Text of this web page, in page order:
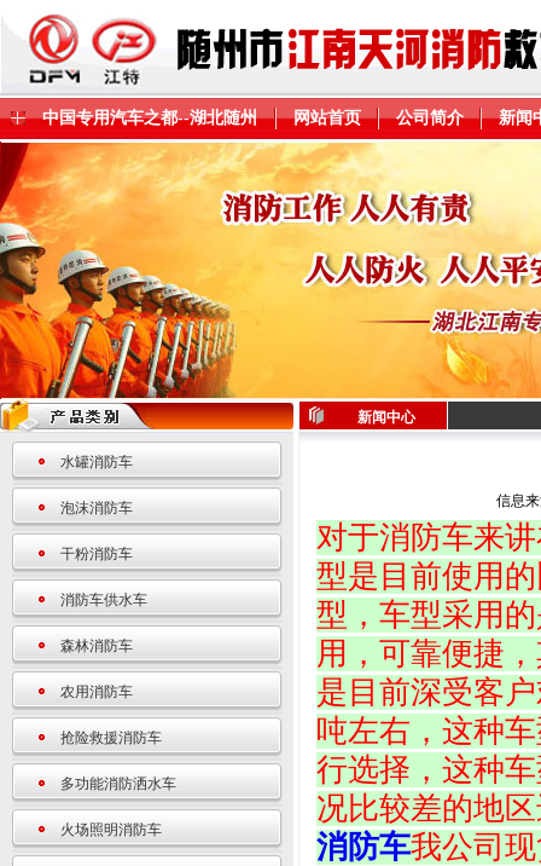
中国专用汽车之都--湖北随州 网站首页 公司简介 新闻
水罐消防车
泡沫消防车
干粉消防车
消防车供水车
森林消防车
农用消防车
抢险救援消防车
多功能消防洒水车
火场照明消防车
新闻中心
信息
对于消防车来
型是目前使用
型，车型采用
用，可靠便捷
是目前深受客
吨左右，这种
行选择，这种
况比较差的地
消防车我公司